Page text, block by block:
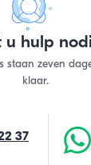
u hulp
staan zeven
klaar.
37